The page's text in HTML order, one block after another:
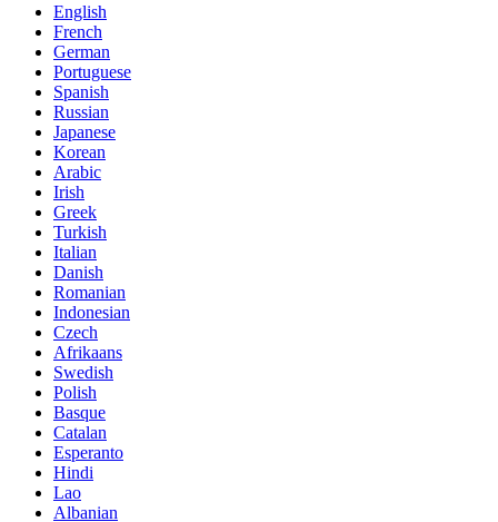
English
French
German
Portuguese
Spanish
Russian
Japanese
Korean
Arabic
Irish
Greek
Turkish
Italian
Danish
Romanian
Indonesian
Czech
Afrikaans
Swedish
Polish
Basque
Catalan
Esperanto
Hindi
Lao
Albanian